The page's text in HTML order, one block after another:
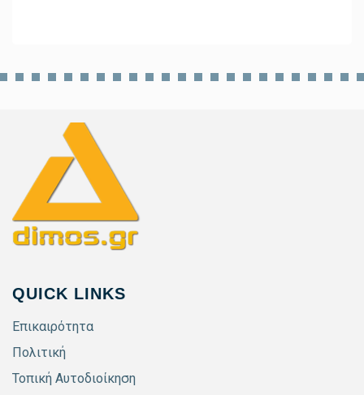
QUICK LINKS
Επικαιρότητα
Πολιτική
Τοπική Αυτοδιοίκηση